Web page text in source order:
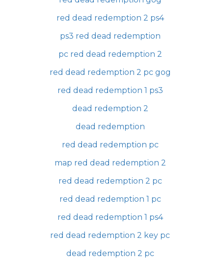
red dead redemption 2 ps4
ps3 red dead redemption
pc red dead redemption 2
red dead redemption 2 pc gog
red dead redemption 1 ps3
dead redemption 2
dead redemption
red dead redemption pc
map red dead redemption 2
red dead redemption 2 pc
red dead redemption 1 pc
red dead redemption 1 ps4
red dead redemption 2 key pc
dead redemption 2 pc